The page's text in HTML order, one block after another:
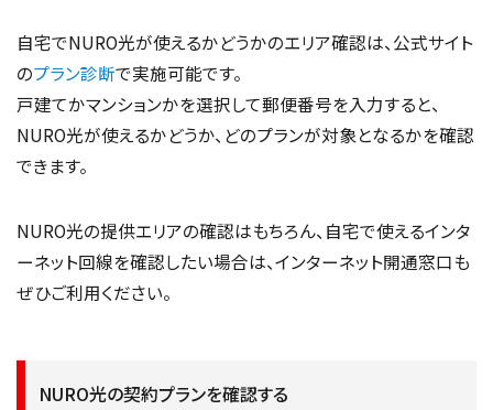
自宅でNURO光が使えるかどうかのエリア確認は、公式サイト
のプラン診断で実施可能です。
戸建てかマンションかを選択して郵便番号を入力すると、
NURO光が使えるかどうか、どのプランが対象となるかを確認
できます。
NURO光の提供エリアの確認はもちろん、自宅で使えるインタ
ーネット回線を確認したい場合は、インターネット開通窓口も
ぜひご利用ください。
NURO光の契約プランを確認する